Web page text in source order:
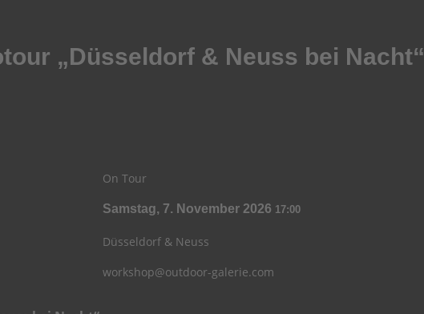
„Düsseldorf & Neuss bei Nacht“
On Tour
Samstag, 7. November 2026 17:00
Düsseldorf & Neuss
workshop@outdoor-galerie.com